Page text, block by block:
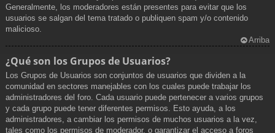
Generalmente, los moderadores están presentes para evitar que los
usuarios se salgan del tema tratado o publiquen spam y/o contenido
malicioso.
Arriba
¿Qué son los Grupos de Usuarios?
Los Grupos de Usuarios son conjuntos de usuarios que dividen a la
comunidad en sectores manejables con los cuales puede trabajar los
administradores del foro. Cada usuario puede pertenecer a varios grupos
y cada grupo puede tener diferentes permisos. Esto ayuda, a los
administradores, a cambiar los permisos de muchos usuarios a la vez,
tales como los permisos de moderador, o garantizar el acceso a foros